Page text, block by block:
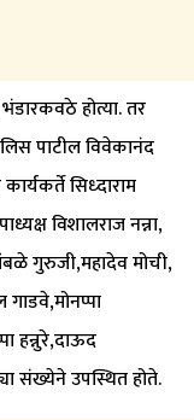
होत्या. तर
पाटील विवेकानंद
सिध्दाराम
विशालराज नन्ना,
गुरुजी,महादेव मोची,
हन्नुरे,दाऊद
संख्येने उपस्थित होते.